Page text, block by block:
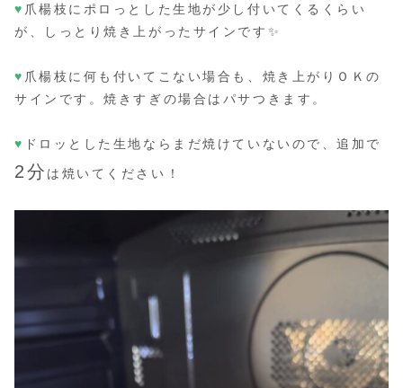
♥ 爪楊枝にポロっとした生地が少し付いてくるくらい
が、しっとり焼き上がったサインです✨
♥ 爪楊枝に何も付いてこない場合も、焼き上がりＯＫの
サインです。焼きすぎの場合はパサつきます。
♥ ドロッとした生地ならまだ焼けていないので、追加で
2分 は焼いてください！